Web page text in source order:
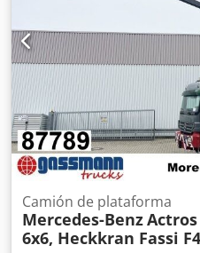
muelles, Palfinger PK 16502
12,4 m - 890 kg, radio, la
uso. Diagrama de carga:
5.580 kg, 4,30 m - 3.310 kg,
1.530 kg, 10,20 m - 1.220 kg,
aceite, opcionalmente
suplemento de 2.500 €; el
suministrarse sin grúa por
GARANTÍA, sujetos a
reservados.
Camión de plataforma
Mercedes-BenzActros
6x6, Heckkran Fassi